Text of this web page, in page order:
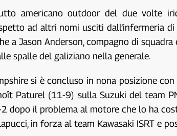
americano outdoor del due volte
ad altri nomi usciti dall’infermeria
a Jason Anderson, compagno di
spalle del galiziano nella generale.
si è concluso in nona posizione
Paturel (11-9) sulla Suzuki del team
dopo il problema al motore che lo ha
in forza al team Kawasaki ISRT e